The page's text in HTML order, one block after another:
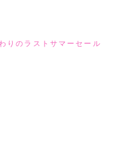
りのラストサマーセール